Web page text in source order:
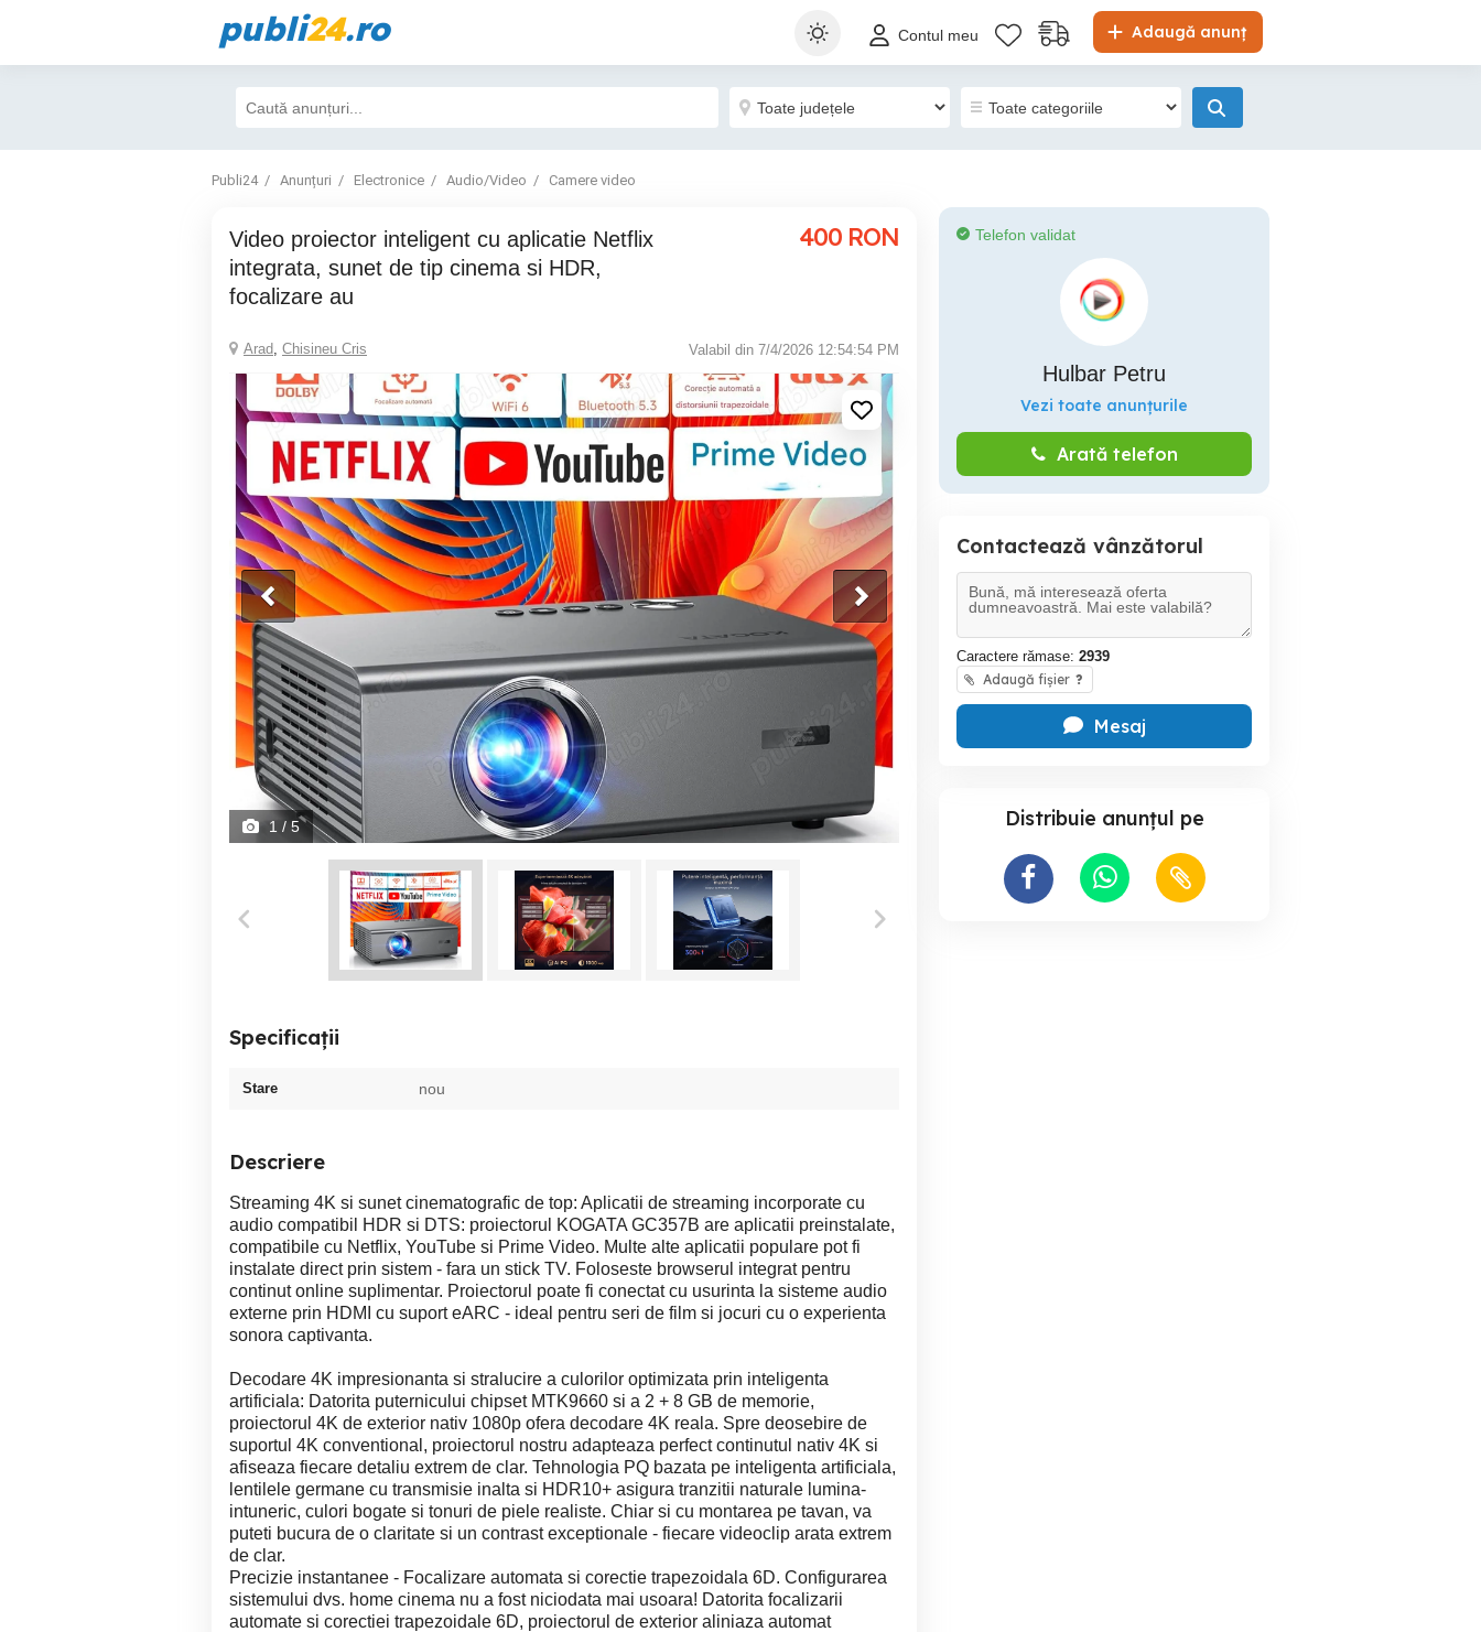
publi24.ro Adaugă anunț
Contul meu
Publi24 Anunțuri Electronice Audio/Video Camere video
Video proiector inteligent cu aplicatie Netflix
integrata, sunet de tip cinema si HDR,
focalizare au
400 RON
Arad, Chisineu Cris Valabil din 7/4/2026 12:54:54 PM
1 / 5
Specificații
Stare nou
Descriere
Streaming 4K si sunet cinematografic de top: Aplicatii de streaming incorporate cu
audio compatibil HDR si DTS: proiectorul KOGATA GC357B are aplicatii preinstalate,
compatibile cu Netflix, YouTube si Prime Video. Multe alte aplicatii populare pot fi
instalate direct prin sistem - fara un stick TV. Foloseste browserul integrat pentru
continut online suplimentar. Proiectorul poate fi conectat cu usurinta la sisteme audio
externe prin HDMI cu suport eARC - ideal pentru seri de film si jocuri cu o experienta
sonora captivanta.
Decodare 4K impresionanta si stralucire a culorilor optimizata prin inteligenta
artificiala: Datorita puternicului chipset MTK9660 si a 2 + 8 GB de memorie,
proiectorul 4K de exterior nativ 1080p ofera decodare 4K reala. Spre deosebire de
suportul 4K conventional, proiectorul nostru adapteaza perfect continutul nativ 4K si
afiseaza fiecare detaliu extrem de clar. Tehnologia PQ bazata pe inteligenta artificiala,
lentilele germane cu transmisie inalta si HDR10+ asigura tranzitii naturale lumina-
intuneric, culori bogate si tonuri de piele realiste. Chiar si cu montarea pe tavan, va
puteti bucura de o claritate si un contrast exceptionale - fiecare videoclip arata extrem
de clar.
Precizie instantanee - Focalizare automata si corectie trapezoidala 6D. Configurarea
sistemului dvs. home cinema nu a fost niciodata mai usoara! Datorita focalizarii
automate si corectiei trapezoidale 6D, proiectorul de exterior aliniaza automat
Telefon validat
Hulbar Petru
Vezi toate anunțurile
Arată telefon
Contactează vânzătorul
Caractere rămase: 2939
Adaugă fișier ?
Mesaj
Distribuie anunțul pe